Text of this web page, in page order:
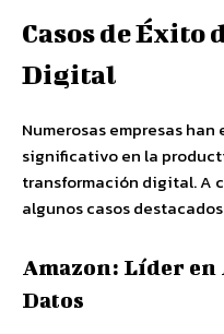
Casos de
Digital
Numerosas empresas
significativo en la
transformación digital. A
algunos casos
Amazon: Líder
Datos